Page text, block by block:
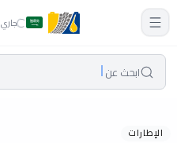
ابحث عن
الإطارات